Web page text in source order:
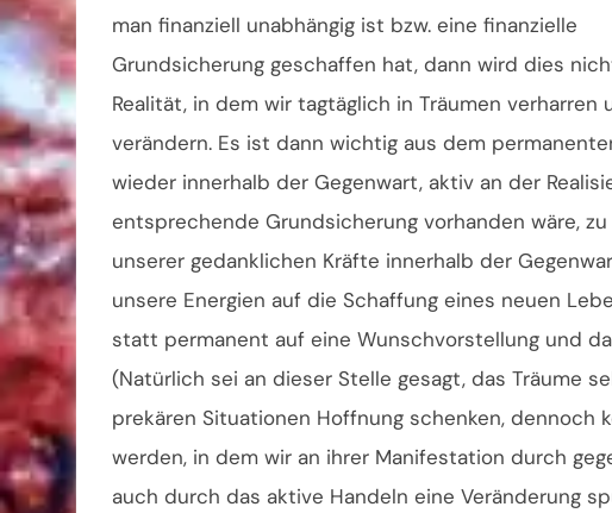
man finanziell unabhängig ist bzw. eine finanzielle
Grundsicherung geschaffen hat, dann wird dies
Realität, in dem wir tagtäglich in Träumen
verändern. Es ist dann wichtig aus dem
wieder innerhalb der Gegenwart, aktiv an der
entsprechende Grundsicherung vorhanden wäre,
unserer gedanklichen Kräfte innerhalb der
unsere Energien auf die Schaffung eines neuen
statt permanent auf eine Wunschvorstellung und
(Natürlich sei an dieser Stelle gesagt, das Träume
prekären Situationen Hoffnung schenken, dennoch
werden, in dem wir an ihrer Manifestation durch
auch durch das aktive Handeln eine Veränderung